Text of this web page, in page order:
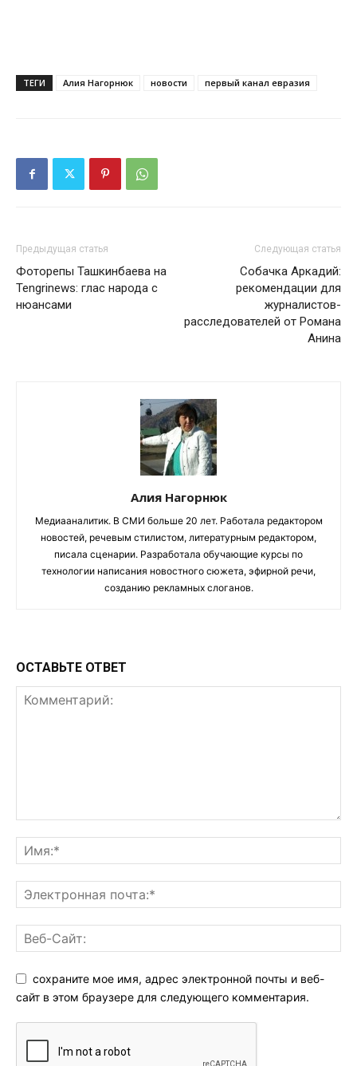
ТЕГИ Алия Нагорнюк новости первый канал евразия
Предыдущая статья
Фоторепы Ташкинбаева на
Tengrinews: глас народа с
нюансами
Следующая статья
Собачка Аркадий:
рекомендации для
журналистов-
расследователей от Романа
Анина
Алия Нагорнюк
Медиааналитик. В СМИ больше 20 лет. Работала редактором
новостей, речевым стилистом, литературным редактором,
писала сценарии. Разработала обучающие курсы по
технологии написания новостного сюжета, эфирной речи,
созданию рекламных слоганов.
ОСТАВЬТЕ ОТВЕТ
сохраните мое имя, адрес электронной почты и веб-
сайт в этом браузере для следующего комментария.